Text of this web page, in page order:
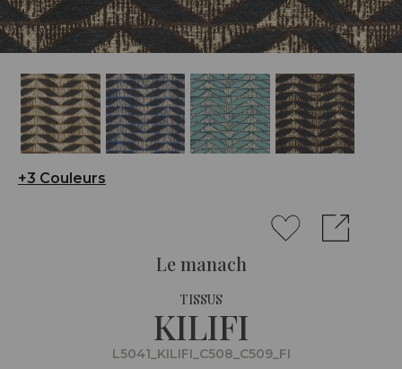
+3 Couleurs
Le manach
TISSUS
KILIFI
L5041_KILIFI_C508_C509_FI